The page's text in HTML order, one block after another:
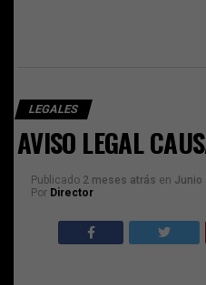
LEGALES
AVISO LEGAL
Publicado 2 meses atrás en Junio
Por Director